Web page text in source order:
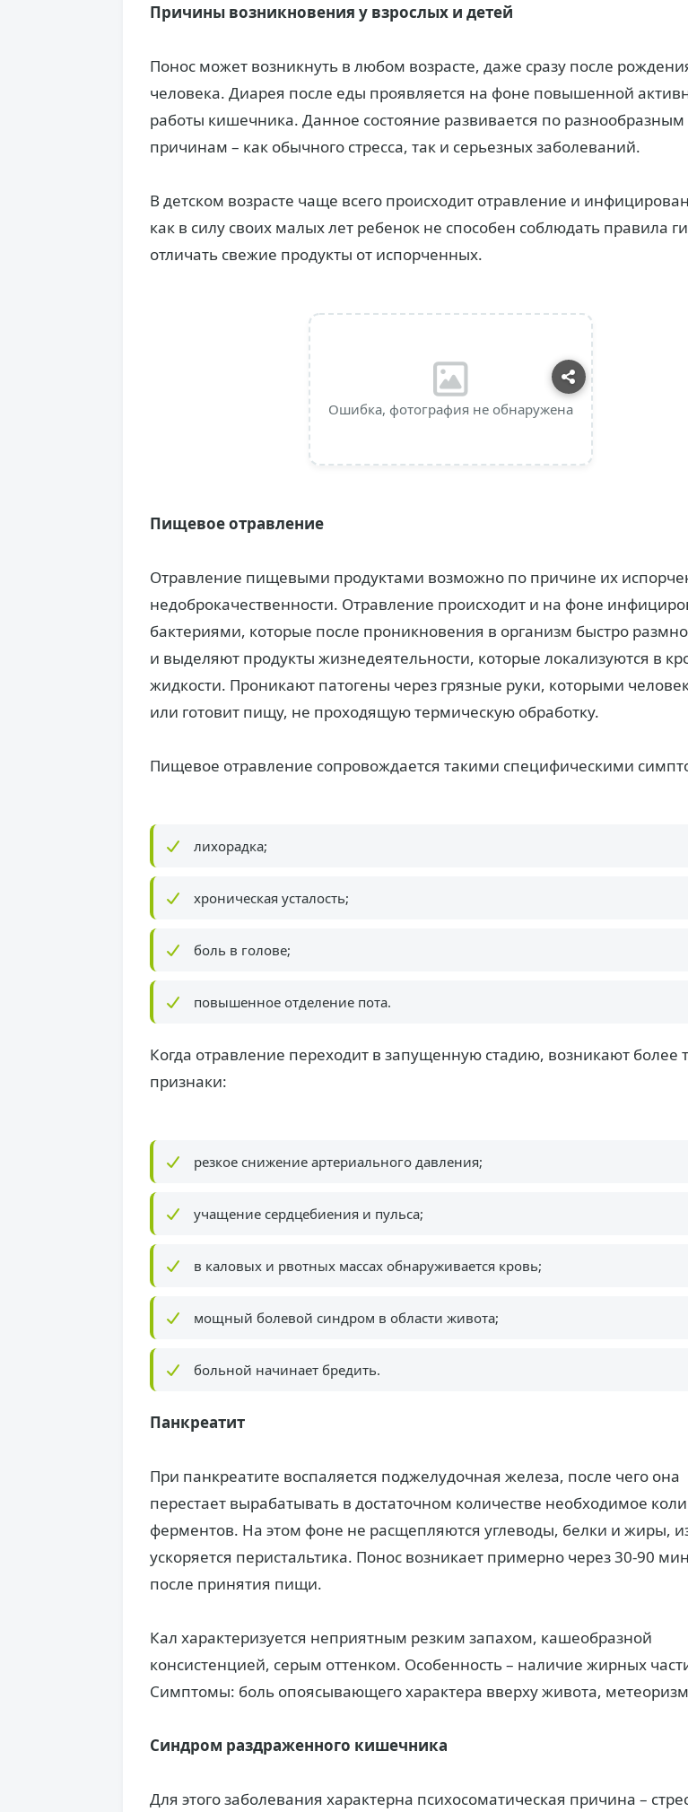
Причины возникновения у взрослых и детей
Понос может возникнуть в любом возрасте, даже сразу после
человека. Диарея после еды проявляется на фоне повышенной
работы кишечника. Данное состояние развивается по разнообразным
причинам – как обычного стресса, так и серьезных заболеваний.
В детском возрасте чаще всего происходит отравление и
как в силу своих малых лет ребенок не способен соблюдать правила
отличать свежие продукты от испорченных.
Ошибка, фотография не обнаружена
Пищевое отравление
Отравление пищевыми продуктами возможно по причине их
недоброкачественности. Отравление происходит и на фоне
бактериями, которые после проникновения в организм быстро
и выделяют продукты жизнедеятельности, которые локализуются в
жидкости. Проникают патогены через грязные руки, которыми
или готовит пищу, не проходящую термическую обработку.
Пищевое отравление сопровождается такими специфическими
лихорадка;
хроническая усталость;
боль в голове;
повышенное отделение пота.
Когда отравление переходит в запущенную стадию, возникают более
признаки:
резкое снижение артериального давления;
учащение сердцебиения и пульса;
в каловых и рвотных массах обнаруживается кровь;
мощный болевой синдром в области живота;
больной начинает бредить.
Панкреатит
При панкреатите воспаляется поджелудочная железа, после чего она
перестает вырабатывать в достаточном количестве необходимое
ферментов. На этом фоне не расщепляются углеводы, белки и жиры,
ускоряется перистальтика. Понос возникает примерно через 30-90
после принятия пищи.
Кал характеризуется неприятным резким запахом, кашеобразной
консистенцией, серым оттенком. Особенность – наличие жирных
Симптомы: боль опоясывающего характера вверху живота,
Синдром раздраженного кишечника
Для этого заболевания характерна психосоматическая причина –